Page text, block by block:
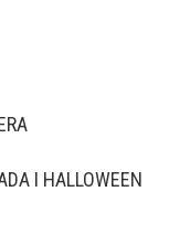
I HALLOWEEN